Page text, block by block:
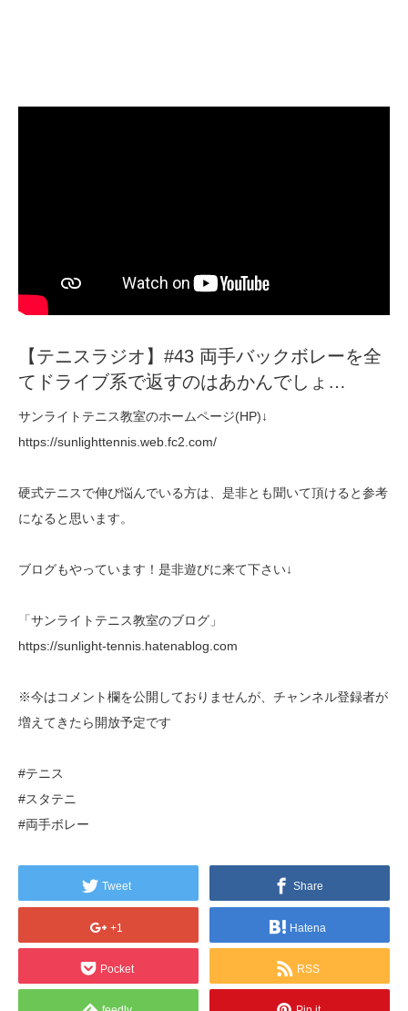
【テニスラジオ】#43 両手バックボレーを全
てドライブ系で返すのはあかんでしょ…
サンライトテニス教室のホームページ(HP)↓
https://sunlighttennis.web.fc2.com/
硬式テニスで伸び悩んでいる方は、是非とも聞いて頂けると参考
になると思います。
ブログもやっています！是非遊びに来て下さい↓
「サンライトテニス教室のブログ」
https://sunlight-tennis.hatenablog.com
※今はコメント欄を公開しておりませんが、チャンネル登録者が
増えてきたら開放予定です
#テニス
#スタテニ
#両手ボレー
Tweet Share
+1 Hatena
Pocket RSS